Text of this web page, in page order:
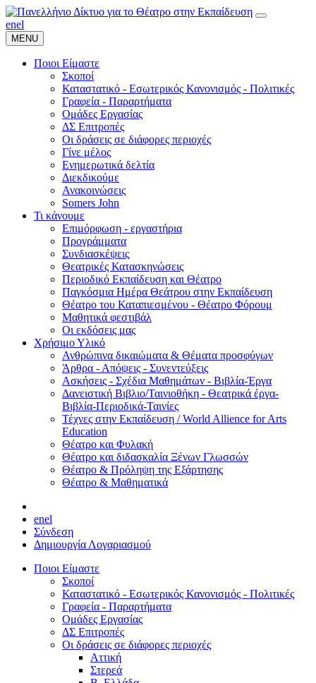
enel
MENU
Ποιοι Είμαστε
Σκοποί
Καταστατικό - Εσωτερικός Κανονισμός - Πολιτικές
Γραφεία - Παραρτήματα
Ομάδες Εργασίας
ΔΣ Επιτροπές
Οι δράσεις σε διάφορες περιοχές
Γίνε μέλος
Ενημερωτικά δελτία
Διεκδικούμε
Ανακοινώσεις
Somers John
Τι κάνουμε
Επιμόρφωση - εργαστήρια
Προγράμματα
Συνδιασκέψεις
Θεατρικές Κατασκηνώσεις
Περιοδικό Εκπαίδευση και Θέατρο
Παγκόσμια Ημέρα Θεάτρου στην Εκπαίδευση
Θέατρο του Καταπιεσμένου - Θέατρο Φόρουμ
Μαθητικά φεστιβάλ
Οι εκδόσεις μας
Χρήσιμο Υλικό
Ανθρώπινα δικαιώματα & Θέματα προσφύγων
Άρθρα - Απόψεις - Συνεντεύξεις
Ασκήσεις - Σχέδια Μαθημάτων - Βιβλία-Έργα
Δανειστική Βιβλιο/Ταινιοθήκη - Θεατρικά έργα-
Βιβλία-Περιοδικά-Ταινίες
Τέχνες στην Εκπαίδευση / World Allience for Arts
Education
Θέατρο και Φυλακή
Θέατρο και διδασκαλία Ξένων Γλωσσών
Θέατρο & Πρόληψη της Εξάρτησης
Θέατρο & Μαθηματικά
enel
Σύνδεση
Δημιουργία Λογαριασμού
Ποιοι Είμαστε
Σκοποί
Καταστατικό - Εσωτερικός Κανονισμός - Πολιτικές
Γραφεία - Παραρτήματα
Ομάδες Εργασίας
ΔΣ Επιτροπές
Οι δράσεις σε διάφορες περιοχές
Αττική
Στερεά